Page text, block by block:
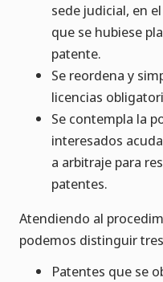
sede judicial, en
que se hubiese
patente.
Se reordena y
licencias
Se contempla la
interesados
a arbitraje para
patentes.
Atendiendo al
podemos distinguir
Patentes que se